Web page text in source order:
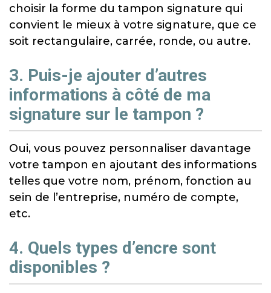
choisir la forme du tampon signature qui
convient le mieux à votre signature, que ce
soit rectangulaire, carrée, ronde, ou autre.
3. Puis-je ajouter d’autres
informations à côté de ma
signature sur le tampon ?
Oui, vous pouvez personnaliser davantage
votre tampon en ajoutant des informations
telles que votre nom, prénom, fonction au
sein de l’entreprise, numéro de compte,
etc.
4. Quels types d’encre sont
disponibles ?